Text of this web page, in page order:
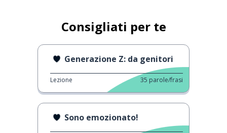
Consigliati per te
Generazione Z: da genitori
Lezione 35 parole/frasi
Sono emozionato!